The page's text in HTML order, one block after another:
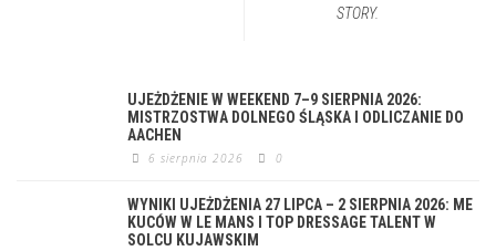
STORY.
UJEŻDŻENIE W WEEKEND 7–9 SIERPNIA 2026:
MISTRZOSTWA DOLNEGO ŚLĄSKA I ODLICZANIE DO
AACHEN
6 sierpnia 2026 0
WYNIKI UJEŻDŻENIA 27 LIPCA – 2 SIERPNIA 2026: ME
KUCÓW W LE MANS I TOP DRESSAGE TALENT W
SOLCU KUJAWSKIM